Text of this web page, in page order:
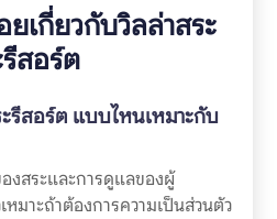
เกี่ยวกับวิลล่าสระ
สอร์ต
รีสอร์ต แบบไหนเหมาะกับ
สระและการดูแลของผู้
หมาะถ้าต้องการความเป็นส่วนตัว